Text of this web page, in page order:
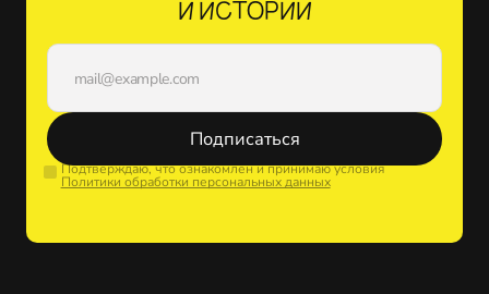
И ИСТОРИИ
Подписаться
Подтверждаю, что ознакомлен и принимаю условия
Политики обработки персональных данных